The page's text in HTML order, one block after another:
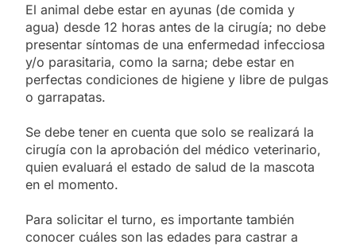
El animal debe estar en ayunas (de comida y
agua) desde 12 horas antes de la cirugía; no debe
presentar síntomas de una enfermedad infecciosa
y/o parasitaria, como la sarna; debe estar en
perfectas condiciones de higiene y libre de pulgas
o garrapatas.
Se debe tener en cuenta que solo se realizará la
cirugía con la aprobación del médico veterinario,
quien evaluará el estado de salud de la mascota
en el momento.
Para solicitar el turno, es importante también
conocer cuáles son las edades para castrar a